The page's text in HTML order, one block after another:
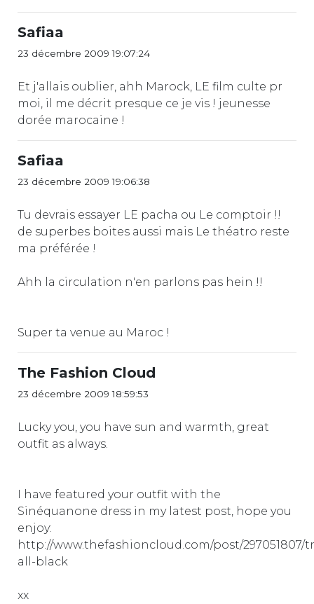
Safiaa
23 décembre 2009 19:07:24
Et j'allais oublier, ahh Marock, LE film culte pr
moi, il me décrit presque ce je vis ! jeunesse
dorée marocaine !
Safiaa
23 décembre 2009 19:06:38
Tu devrais essayer LE pacha ou Le comptoir !!
de superbes boites aussi mais Le théatro reste
ma préférée !
Ahh la circulation n'en parlons pas hein !!
Super ta venue au Maroc !
The Fashion Cloud
23 décembre 2009 18:59:53
Lucky you, you have sun and warmth, great
outfit as always.
I have featured your outfit with the
Sinéquanone dress in my latest post, hope you
enjoy:
http://www.thefashioncloud.com/post/297051807/
all-black
xx